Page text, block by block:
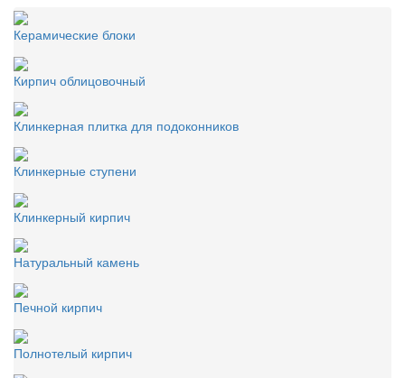
Керамические блоки
Кирпич облицовочный
Клинкерная плитка для подоконников
Клинкерные ступени
Клинкерный кирпич
Натуральный камень
Печной кирпич
Полнотелый кирпич